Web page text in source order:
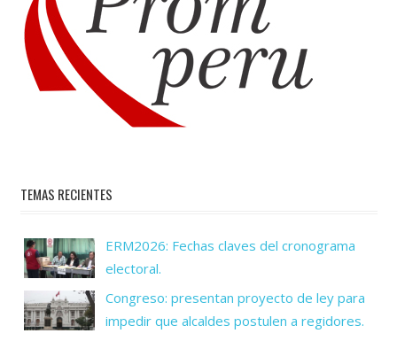
TEMAS RECIENTES
ERM2026: Fechas claves del cronograma
electoral.
Congreso: presentan proyecto de ley para
impedir que alcaldes postulen a regidores.